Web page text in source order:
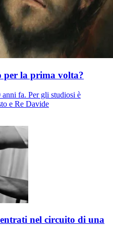
per la prima volta?
fa. Per gli studiosi è
e Re Davide
nel circuito di una